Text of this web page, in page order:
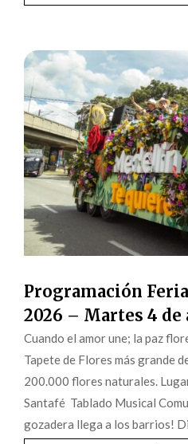
Programación
2026 – Martes 4 de
Cuando el amor une; la paz
Tapete de Flores más grande
200.000 flores naturales.
Santafé Tablado Musical
gozadera llega a los barrios!